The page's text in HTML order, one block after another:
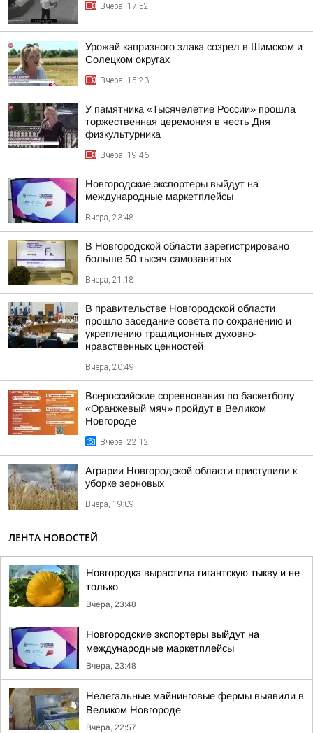
Вчера, 17:52
Урожай капризного злака созрел в Шимском и
Солецком округах
Вчера, 15:23
У памятника «Тысячелетие России» прошла
торжественная церемония в честь Дня
физкультурника
Вчера, 19:46
Новгородские экспортеры выйдут на
международные маркетплейсы
Вчера, 23:48
В Новгородской области зарегистрировано
больше 50 тысяч самозанятых
Вчера, 21:18
В правительстве Новгородской области
прошло заседание совета по сохранению и
укреплению традиционных духовно-
нравственных ценностей
Вчера, 20:49
Всероссийские соревнования по баскетболу
«Оранжевый мяч» пройдут в Великом
Новгороде
Вчера, 22:12
Аграрии Новгородской области приступили к
уборке зерновых
Вчера, 19:09
ЛЕНТА НОВОСТЕЙ
Новгородка вырастила гигантскую тыкву и не
только
Вчера, 23:48
Новгородские экспортеры выйдут на
международные маркетплейсы
Вчера, 23:48
Нелегальные майнинговые фермы выявили в
Великом Новгороде
Вчера, 22:57